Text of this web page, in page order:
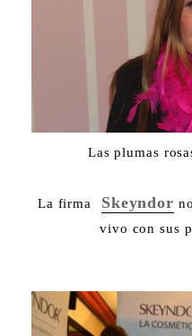
Las plumas
La firma Skeyndor
vivo con sus